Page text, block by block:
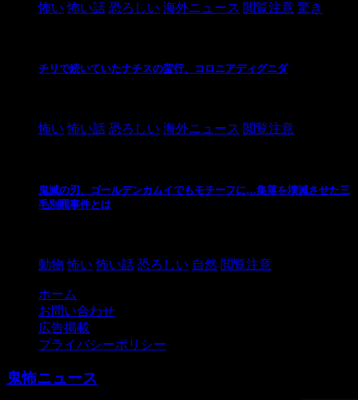
怖い 怖い話 恐ろしい 海外ニュース 閲覧注意 驚き
チリで続いていたナチスの蛮行、コロニアディグニダ
怖い 怖い話 恐ろしい 海外ニュース 閲覧注意
鬼滅の刃、ゴールデンカムイでもモチーフに…集落を壊滅させた三
毛別羆事件とは
動物 怖い 怖い話 恐ろしい 自然 閲覧注意
ホーム
お問い合わせ
広告掲載
プライバシーポリシー
鬼怖ニュース